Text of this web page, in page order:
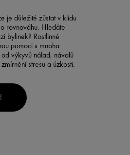
je důležité zůstat v klidu
rovnováhu. Hledáte
bylinek? Rostlinné
pomoci s mnoha
výkyvů nálad, návalů
stresu a úzkosti.